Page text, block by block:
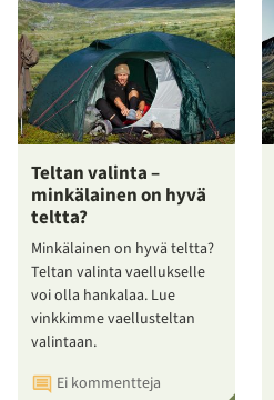
Teltan valinta –
minkälainen on hyvä
teltta?
Minkälainen on hyvä teltta?
Teltan valinta vaellukselle
voi olla hankalaa. Lue
vinkkimme vaellusteltan
valintaan.
Ei kommentteja